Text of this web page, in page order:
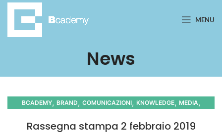
MENU
News
BCADEMY, BRAND, COMUNICAZIONI, KNOWLEDGE, MEDIA,
Rassegna stampa 2 febbraio 2019